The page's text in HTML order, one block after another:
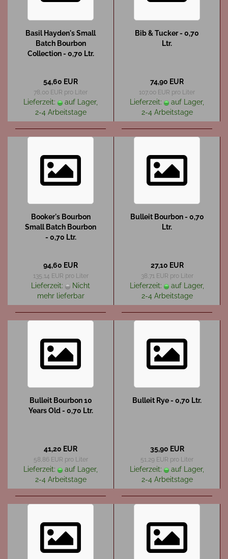
Basil Hayden's Small
Batch Bourbon
Collection - 0,70 Ltr.
54,60 EUR
78,00 EUR pro Liter
Lieferzeit:
auf Lager,
2-4 Arbeitstage
Bib & Tucker - 0,70
Ltr.
74,90 EUR
107,00 EUR pro Liter
Lieferzeit:
auf Lager,
2-4 Arbeitstage
Booker's Bourbon
Small Batch Bourbon
- 0,70 Ltr.
94,60 EUR
135,14 EUR pro Liter
Lieferzeit:
Nicht
mehr lieferbar
Bulleit Bourbon - 0,70
Ltr.
27,10 EUR
38,71 EUR pro Liter
Lieferzeit:
auf Lager,
2-4 Arbeitstage
Bulleit Bourbon 10
Years Old - 0,70 Ltr.
41,20 EUR
58,86 EUR pro Liter
Lieferzeit:
auf Lager,
2-4 Arbeitstage
Bulleit Rye - 0,70 Ltr.
35,90 EUR
51,29 EUR pro Liter
Lieferzeit:
auf Lager,
2-4 Arbeitstage